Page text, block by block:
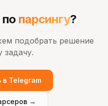
парсингу?
подобрать решение
задачу.
в Telegram
→